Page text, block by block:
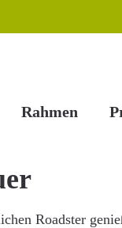
Rahmen
Roadster